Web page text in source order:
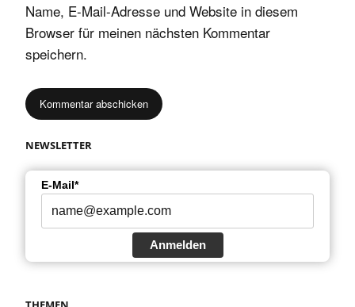
Name, E-Mail-Adresse und Website in diesem
Browser für meinen nächsten Kommentar
speichern.
NEWSLETTER
E-Mail*
Anmelden